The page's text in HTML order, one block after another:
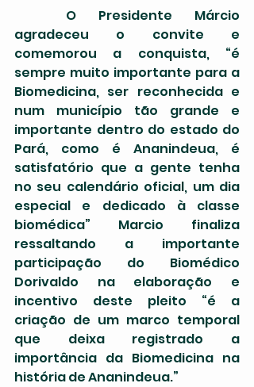
agradeceu o convite e
comemorou a conquista, “é
sempre muito importante para a
Biomedicina, ser reconhecida e
num município tão grande e
importante dentro do estado do
Pará, como é Ananindeua, é
satisfatório que a gente tenha
no seu calendário oficial, um dia
especial e dedicado à classe
biomédica” Marcio finaliza
ressaltando a importante
participação do Biomédico
Dorivaldo na elaboração e
incentivo deste pleito “é a
criação de um marco temporal
que deixa registrado a
importância da Biomedicina na
história de Ananindeua.”